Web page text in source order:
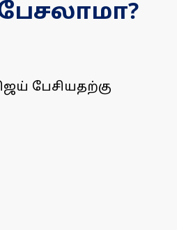
பேசியதற்கு